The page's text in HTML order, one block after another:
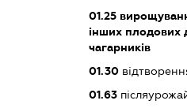
01.25
інших плодових
чагарників
01.30
01.63